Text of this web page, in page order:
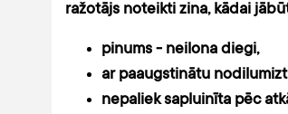
ražotājs noteikti zina, kādai
pinums - neilona diegi,
ar paaugstinātu
nepaliek sapluinīta pēc